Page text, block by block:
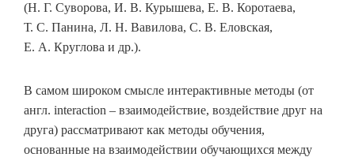
(Н. Г. Суворова, И. В. Курышева, Е. В. Коротаева,
Т. С. Панина, Л. Н. Вавилова, С. В. Еловская,
Е. А. Круглова и др.).
В самом широком смысле интерактивные методы (от
англ. interaction – взаимодействие, воздействие друг на
друга) рассматривают как методы обучения,
основанные на взаимодействии обучающихся между